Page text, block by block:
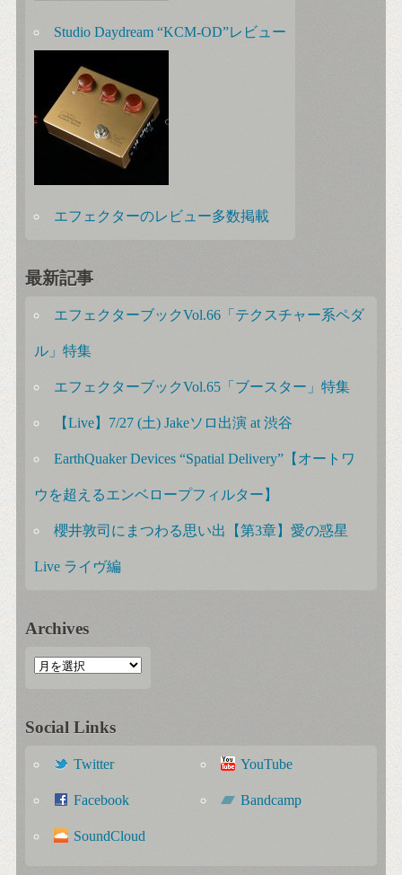
Studio Daydream “KCM-OD”レビュー
エフェクターのレビュー多数掲載
最新記事
エフェクターブックVol.66「テクスチャー系ペダ
ル」特集
エフェクターブックVol.65「ブースター」特集
【Live】7/27 (土) Jakeソロ出演 at 渋谷
EarthQuaker Devices “Spatial Delivery”【オートワ
ウを超えるエンベロープフィルター】
櫻井敦司にまつわる思い出【第3章】愛の惑星
Live ライヴ編
Archives
Social Links
Twitter YouTube
Facebook Bandcamp
SoundCloud